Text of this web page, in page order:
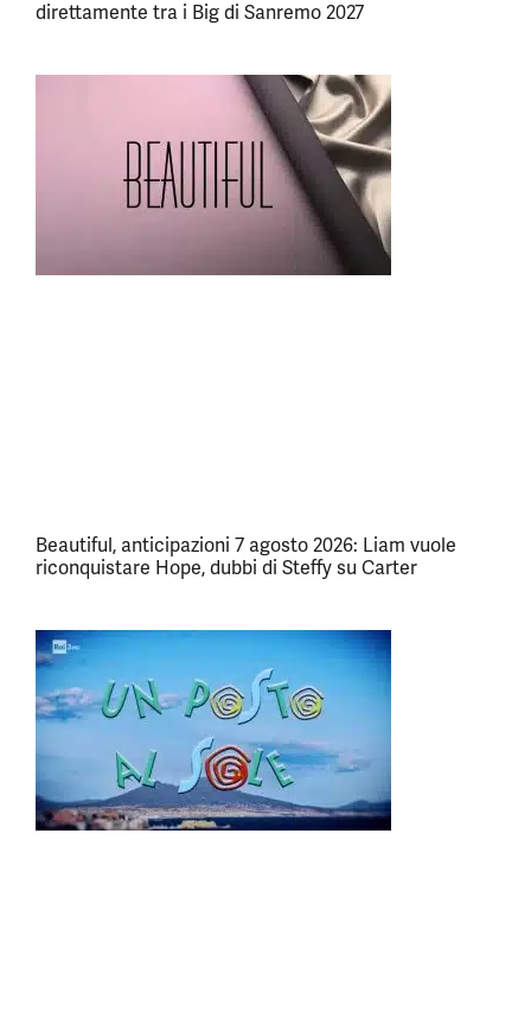
direttamente tra i Big di Sanremo 2027
Beautiful, anticipazioni 7 agosto 2026: Liam vuole
riconquistare Hope, dubbi di Steffy su Carter